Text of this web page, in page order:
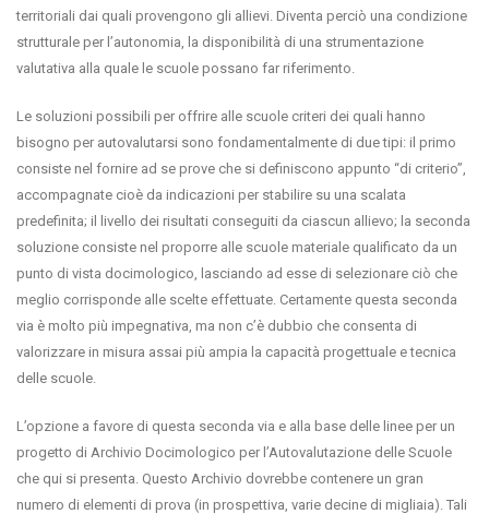
territoriali dai quali provengono gli allievi. Diventa perciò una condizione
strutturale per l’autonomia, la disponibilità di una strumentazione
valutativa alla quale le scuole possano far riferimento.
Le soluzioni possibili per offrire alle scuole criteri dei quali hanno
bisogno per autovalutarsi sono fondamentalmente di due tipi: il primo
consiste nel fornire ad se prove che si definiscono appunto “di criterio”,
accompagnate cioè da indicazioni per stabilire su una scalata
predefinita; il livello dei risultati conseguiti da ciascun allievo; la seconda
soluzione consiste nel proporre alle scuole materiale qualificato da un
punto di vista docimologico, lasciando ad esse di selezionare ciò che
meglio corrisponde alle scelte effettuate. Certamente questa seconda
via è molto più impegnativa, ma non c’è dubbio che consenta di
valorizzare in misura assai più ampia la capacità progettuale e tecnica
delle scuole.
L’opzione a favore di questa seconda via e alla base delle linee per un
progetto di Archivio Docimologico per l’Autovalutazione delle Scuole
che qui si presenta. Questo Archivio dovrebbe contenere un gran
numero di elementi di prova (in prospettiva, varie decine di migliaia). Tali